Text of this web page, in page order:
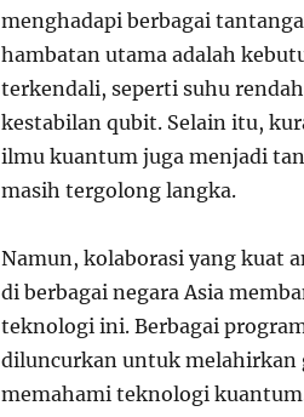
menghadapi berbagai
hambatan utama adalah
terkendali, seperti suhu
kestabilan qubit. Selain itu,
ilmu kuantum juga menjadi
masih tergolong langka.
Namun, kolaborasi yang kuat
di berbagai negara Asia
teknologi ini. Berbagai
diluncurkan untuk melahirkan
memahami teknologi